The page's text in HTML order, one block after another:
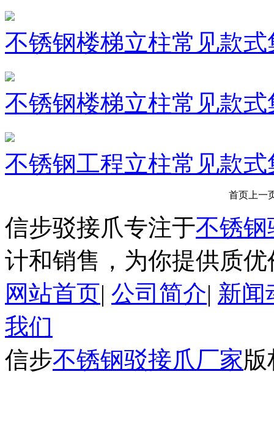
不锈钢楼梯立柱常见款式
不锈钢楼梯立柱常见款式
不锈钢工程立柱常见款式
首页 上一
信步驳接爪专注于不锈钢
计和销售，为你提供质
网站首页| 公司简介| 新闻
我们
信步不锈钢驳接爪厂家版